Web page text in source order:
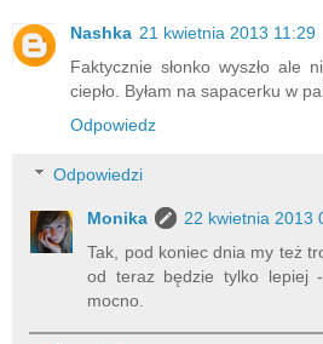
Nashka 21 kwietnia 2013 11:29
Faktycznie słonko wyszło ale
ciepło. Byłam na sapacerku w
Odpowiedz
Odpowiedzi
Monika
22 kwietnia 2013
Tak, pod koniec dnia my też
od teraz będzie tylko lepiej
mocno.